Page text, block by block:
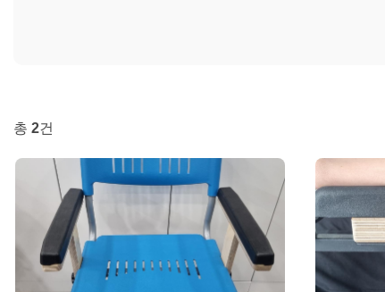
총 2건